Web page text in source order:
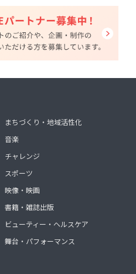
まちづくり・地域活性化
音楽
チャレンジ
スポーツ
映像・映画
書籍・雑誌出版
ビューティー・ヘルスケア
舞台・パフォーマンス